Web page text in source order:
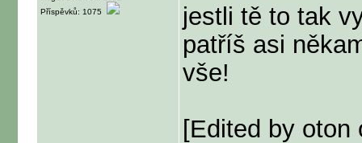
Příspěvků: 1075
jestli tě to tak
patříš asi
vše!
[Edited by oton